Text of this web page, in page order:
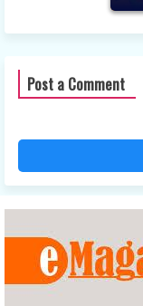
Post a Comment